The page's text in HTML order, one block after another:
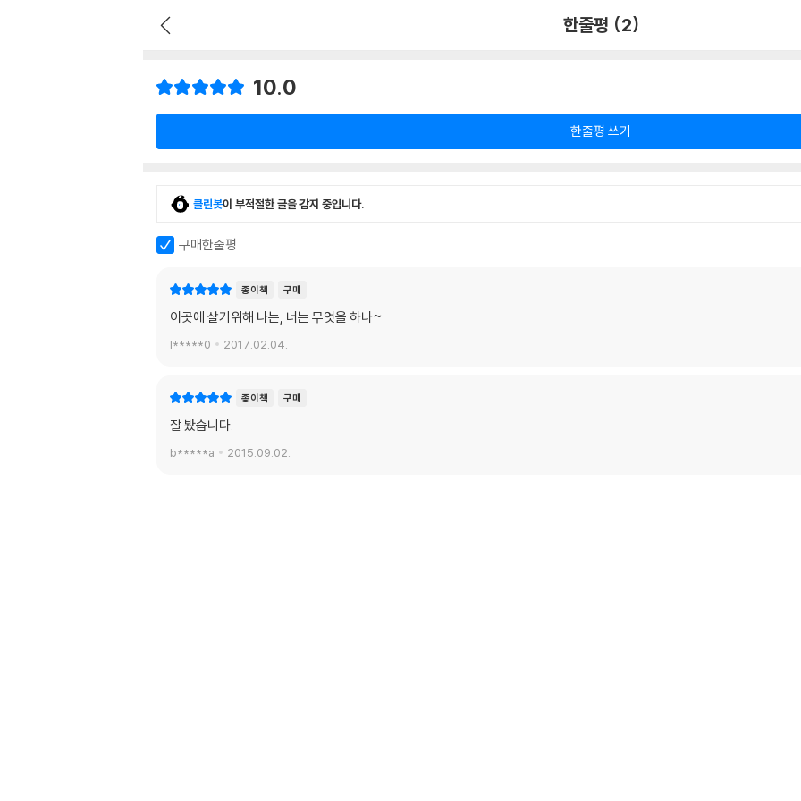
한줄평 (2)
10.0
한줄평 쓰기
클린봇이 부적절한 글을 감지 중입니다.
구매한줄평
종이책 구매
이곳에 살기위해 나는, 너는 무엇을 하나~
l*****0 2017.02.04.
종이책 구매
잘 봤습니다.
b*****a 2015.09.02.